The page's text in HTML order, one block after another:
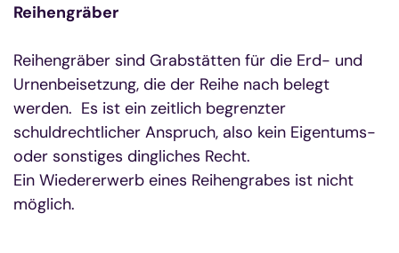
Reihengräber
Reihengräber sind Grabstätten für die Erd- und
Urnenbeisetzung, die der Reihe nach belegt
werden. Es ist ein zeitlich begrenzter
schuldrechtlicher Anspruch, also kein Eigentums-
oder sonstiges dingliches Recht.
Ein Wiedererwerb eines Reihengrabes ist nicht
möglich.